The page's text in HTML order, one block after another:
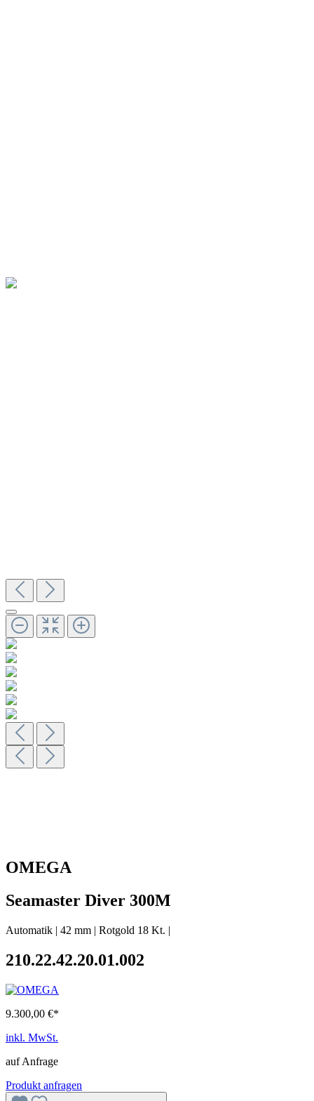
OMEGA
Seamaster Diver 300M
Automatik | 42 mm | Rotgold 18 Kt. |
210.22.42.20.01.002
9.300,00 €*
inkl. MwSt.
auf Anfrage
Produkt anfragen